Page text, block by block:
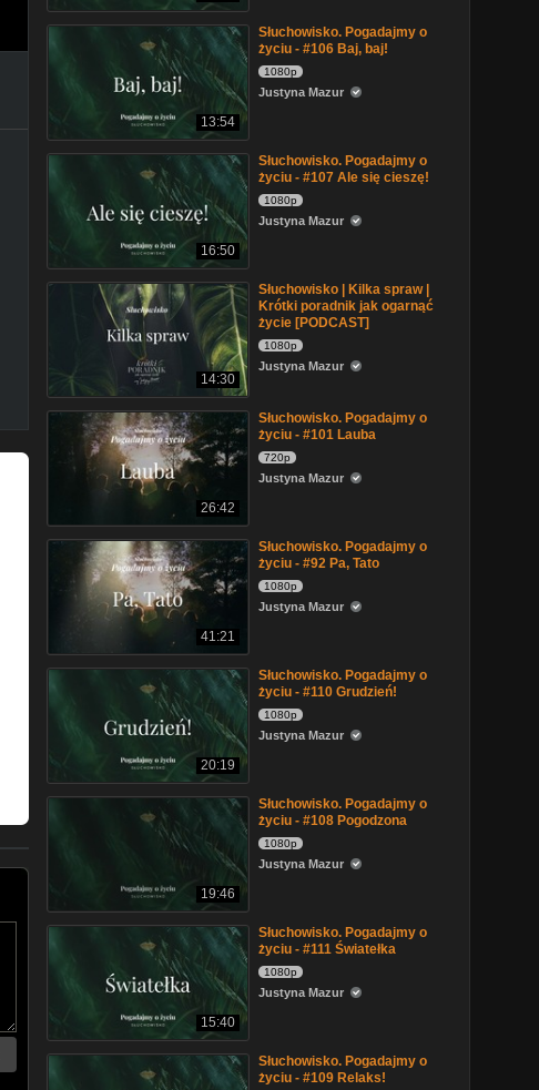
13:54
Słuchowisko. Pogadajmy o
życiu - #106 Baj, baj!
1080p
Justyna Mazur
16:50
Słuchowisko. Pogadajmy o
życiu - #107 Ale się cieszę!
1080p
Justyna Mazur
14:30
Słuchowisko | Kilka spraw |
Krótki poradnik jak ogarnąć
życie [PODCAST]
1080p
Justyna Mazur
26:42
Słuchowisko. Pogadajmy o
życiu - #101 Lauba
720p
Justyna Mazur
41:21
Słuchowisko. Pogadajmy o
życiu - #92 Pa, Tato
1080p
Justyna Mazur
20:19
Słuchowisko. Pogadajmy o
życiu - #110 Grudzień!
1080p
Justyna Mazur
19:46
Słuchowisko. Pogadajmy o
życiu - #108 Pogodzona
1080p
Justyna Mazur
15:40
Słuchowisko. Pogadajmy o
życiu - #111 Światełka
1080p
Justyna Mazur
Słuchowisko. Pogadajmy o
życiu - #109 Relaks!